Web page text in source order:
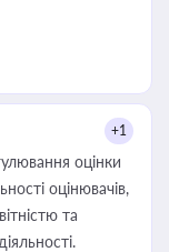
+1
оцінки
оцінювачів,
та